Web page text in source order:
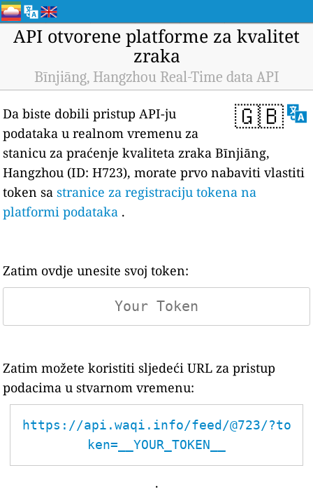
API otvorene platforme za kvalitet
zraka
Bīnjiāng, Hangzhou Real-Time data API
🇬🇧
Da biste dobili pristup API-ju
podataka u realnom vremenu za
stanicu za praćenje kvaliteta zraka Bīnjiāng,
Hangzhou (ID: H723), morate prvo nabaviti vlastiti
token sastranice za registraciju tokena na
platformi podataka .
Zatim ovdje unesite svoj token:
Zatim možete koristiti sljedeći URL za pristup
podacima u stvarnom vremenu:
https://api.waqi.info/feed/@723/?to
ken=__YOUR_TOKEN__
.